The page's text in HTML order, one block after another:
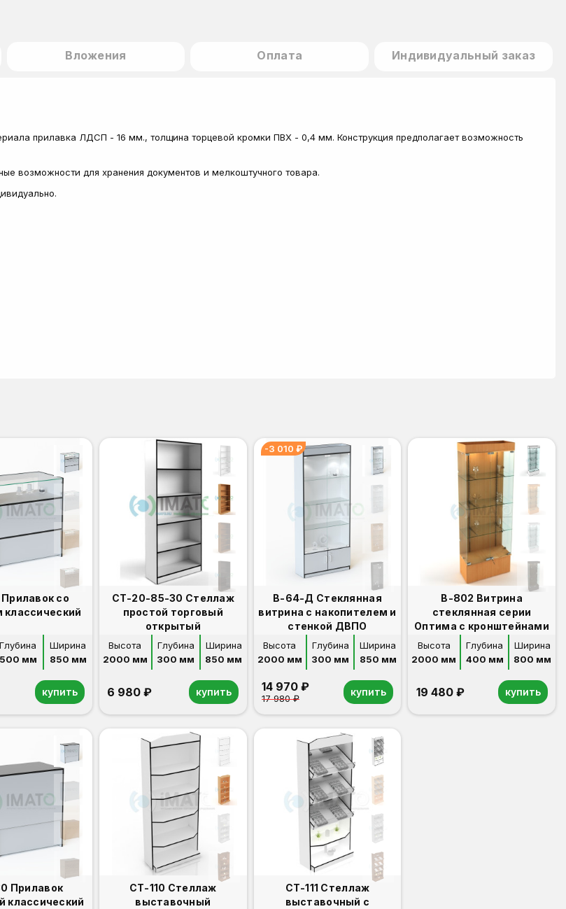
Вложения Оплата Индивидуальный заказ
прилавка ЛДСП - 16 мм., толщина торцевой кромки ПВХ - 0,4 мм. Конструкция предполагает возможность
возможности для хранения документов и мелкоштучного товара.
со
классический
Глубина
500 мм
Ширина
850 мм
купить
СТ-20-85-30 Стеллаж
простой торговый
открытый
Высота
2000 мм
Глубина
300 мм
Ширина
850 мм
6 980 ₽ купить
-3 010 ₽
В-64-Д Стеклянная
витрина с накопителем и
стенкой ДВПО
Высота
2000 мм
Глубина
300 мм
Ширина
850 мм
14 970 ₽
17 980 ₽
купить
В-802 Витрина
стеклянная серии
Оптима с кронштейнами
Высота
2000 мм
Глубина
400 мм
Ширина
800 мм
19 480 ₽ купить
Прилавок
классический
СТ-110 Стеллаж
выставочный
СТ-111 Стеллаж
выставочный с